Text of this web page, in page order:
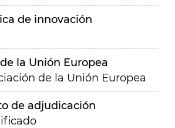
de innovación
la Unión Europea
de la Unión Europea
de adjudicación